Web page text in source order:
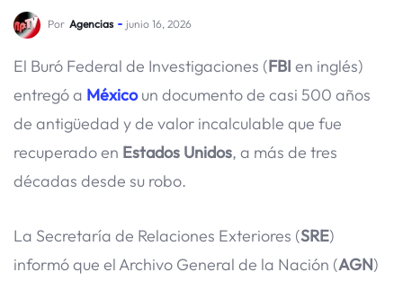
Por Agencias junio 16, 2026
El Buró Federal de Investigaciones (FBI en inglés)
entregó a Méxicoun documento de casi 500 años
de antigüedad y de valor incalculable que fue
recuperado en Estados Unidos, a más de tres
décadas desde su robo.
La Secretaría de Relaciones Exteriores (SRE)
informó que el Archivo General de la Nación (AGN)